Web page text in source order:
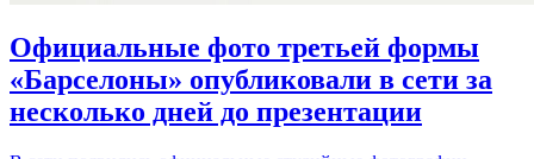
Официальные фото третьей формы
«Барселоны» опубликовали в сети за
несколько дней до презентации